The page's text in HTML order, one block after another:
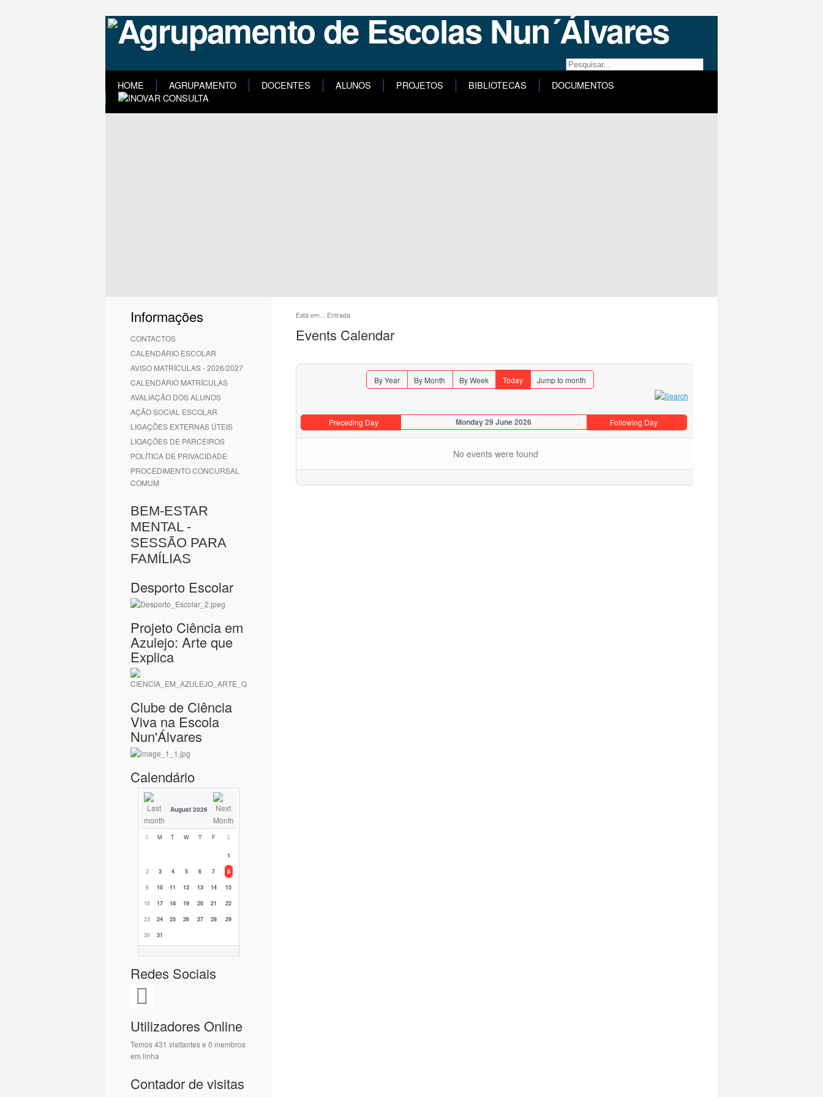
HOME AGRUPAMENTO DOCENTES ALUNOS PROJETOS BIBLIOTECAS DOCUMENTOS
Informações
CONTACTOS
CALENDÁRIO ESCOLAR
AVISO MATRÍCULAS - 2026/2027
CALENDÁRIO MATRÍCULAS
AVALIAÇÃO DOS ALUNOS
AÇÃO SOCIAL ESCOLAR
LIGAÇÕES EXTERNAS ÚTEIS
LIGAÇÕES DE PARCEIROS
POLÍTICA DE PRIVACIDADE
PROCEDIMENTO CONCURSAL
COMUM
BEM-ESTAR
MENTAL -
SESSÃO PARA
FAMÍLIAS
Desporto Escolar
Projeto Ciência em
Azulejo: Arte que
Explica
Clube de Ciência
Viva na Escola
Nun'Álvares
Calendário
August 2026
S M T W T F S
1
2
3 4 5 6 7
8
9
10 11 12 13 14
15
16
17 18 19 20 21
22
23
24 25 26 27 28
29
30
31
Redes Sociais
Utilizadores Online
Temos 431 visitantes e 0 membros
em linha
Contador de visitas
Está em... Entrada
Events Calendar
By Year By Month By Week Today Jump to month
Preceding Day Monday 29 June 2026 Following Day
No events were found